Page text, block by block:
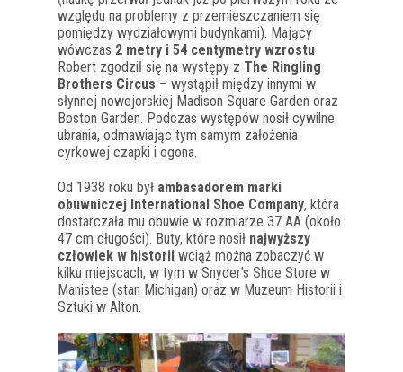
względu na problemy z przemieszczaniem się
pomiędzy wydziałowymi budynkami). Mający
wówczas 2 metry i 54 centymetry wzrostu
Robert zgodził się na występy z The Ringling
Brothers Circus – wystąpił między innymi w
słynnej nowojorskiej Madison Square Garden oraz
Boston Garden. Podczas występów nosił cywilne
ubrania, odmawiając tym samym założenia
cyrkowej czapki i ogona.
Od 1938 roku był ambasadorem marki
obuwniczej International Shoe Company, która
dostarczała mu obuwie w rozmiarze 37 AA (około
47 cm długości). Buty, które nosił najwyższy
człowiek w historii wciąż można zobaczyć w
kilku miejscach, w tym w Snyder’s Shoe Store w
Manistee (stan Michigan) oraz w Muzeum Historii i
Sztuki w Alton.